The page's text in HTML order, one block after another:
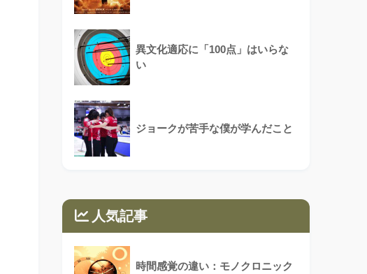
異文化適応に「100点」はいらな
い
ジョークが苦手な僕が学んだこと
人気記事
時間感覚の違い：モノクロニック